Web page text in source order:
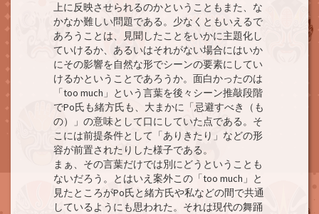
上に反映させられるのかということもまた、な
かなか難しい問題である。少なくともいえるで
あろうことは、見聞したことをいかに主題化し
ていけるか、あるいはそれがない場合にはいか
にその影響を自然な形でシーンの要素にしてい
けるかということであろうか。面白かったのは
「too much」という言葉を後々シーン推敲段階
でPo氏も緒方氏も、大まかに「忌避すべき（も
の）」の意味として口にしていた点である。そ
こには前提条件として「ありきたり」などの形
容が前置されたりした様子である。
まぁ、その言葉だけでは別にどうということも
ないだろう。とはいえ案外この「too much」と
見たところがPo氏と緒方氏や私などの間で共通
しているようにも思われた。それは現代の舞踊